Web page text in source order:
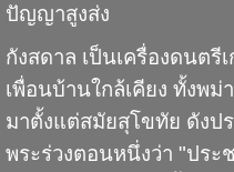
ปัญญาสูงส่ง
กังสดาล เป็นเครื่องดนตรี
เพื่อนบ้านใกล้เคียง ทั้งพ
มาตั้งแต่สมัยสุโขทัย ดังป
พระร่วงตอนหนึ่งว่า "ประ